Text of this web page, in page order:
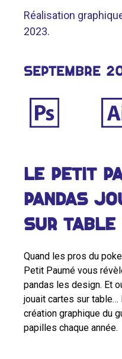
Réalisation
2023.
Septembre
Le Petit
pandas
sur table
Quand les pros du
Petit Paumé vous
pandas les design. Et
jouait cartes sur table…
création graphique du
papilles chaque année.